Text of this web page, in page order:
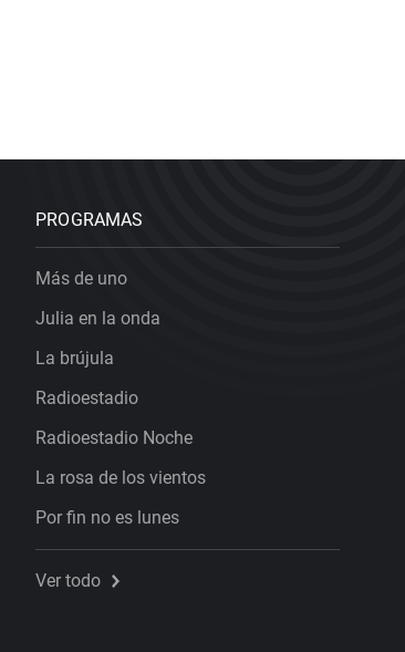
PROGRAMAS
Más de uno
Julia en la onda
La brújula
Radioestadio
Radioestadio Noche
La rosa de los vientos
Por fin no es lunes
Ver todo